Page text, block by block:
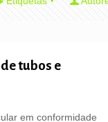
tubos e
em conformidade